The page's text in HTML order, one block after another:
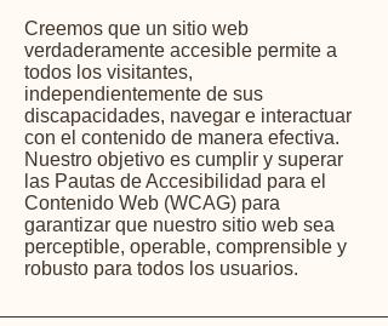
Creemos que un sitio web
verdaderamente accesible permite a
todos los visitantes,
independientemente de sus
discapacidades, navegar e interactuar
con el contenido de manera efectiva.
Nuestro objetivo es cumplir y superar
las Pautas de Accesibilidad para el
Contenido Web (WCAG) para
garantizar que nuestro sitio web sea
perceptible, operable, comprensible y
robusto para todos los usuarios.